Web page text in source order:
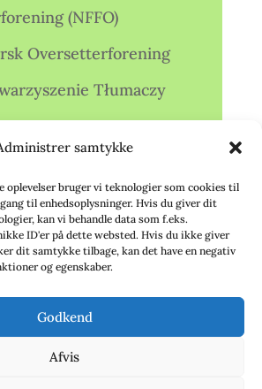
samtykke
oplevelser bruger vi teknologier som cookies til
til enhedsoplysninger. Hvis du giver dit
kan vi behandle data som f.eks.
ID'er på dette websted. Hvis du ikke giver
dit samtykke tilbage, kan det have en negativ
og egenskaber.
Godkend
Afvis
(NFFO)
Oversetterforening
Tłumaczy
Translators
(TA)
(Ö.)
(ÖC)
Übersetzer (VdÜ)